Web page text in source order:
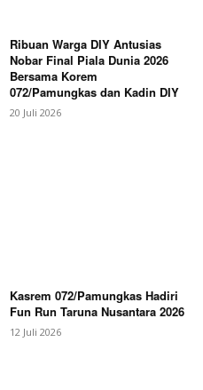
Ribuan Warga DIY Antusias
Nobar Final Piala Dunia 2026
Bersama Korem
072/Pamungkas dan Kadin DIY
20 Juli 2026
Kasrem 072/Pamungkas Hadiri
Fun Run Taruna Nusantara 2026
12 Juli 2026